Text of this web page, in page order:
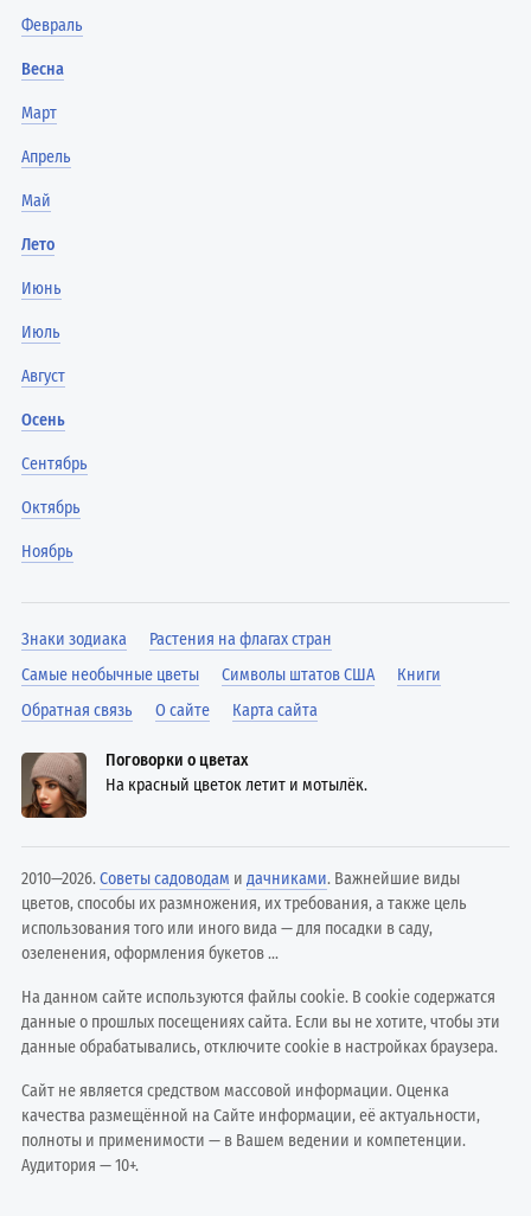
Февраль
Весна
Март
Апрель
Май
Лето
Июнь
Июль
Август
Осень
Сентябрь
Октябрь
Ноябрь
Знаки зодиака
Растения на флагах стран
Самые необычные цветы
Символы штатов США
Книги
Обратная связь
О сайте Карта сайта
Поговорки о цветах
На красный цветок летит и мотылёк.
2010—2026.Советы садоводам идачниками. Важнейшие виды
цветов, способы их размножения, их требования, а также цель
использования того или иного вида — для посадки в саду,
озеленения, оформления букетов ...
На данном сайте используются файлы cookie. В cookie содержатся
данные о прошлых посещениях сайта. Если вы не хотите, чтобы эти
данные обрабатывались, отключите cookie в настройках браузера.
Сайт не является средством массовой информации. Оценка
качества размещённой на Сайте информации, её актуальности,
полноты и применимости — в Вашем ведении и компетенции.
Аудитория — 10+.